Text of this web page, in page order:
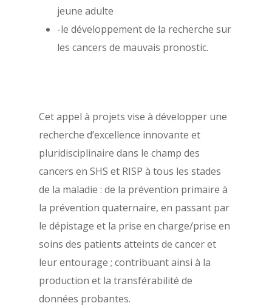
jeune adulte
-le développement de la recherche sur
les cancers de mauvais pronostic.
Cet appel à projets vise à développer une
recherche d’excellence innovante et
pluridisciplinaire dans le champ des
cancers en SHS et RISP à tous les stades
de la maladie : de la prévention primaire à
la prévention quaternaire, en passant par
le dépistage et la prise en charge/prise en
soins des patients atteints de cancer et
leur entourage ; contribuant ainsi à la
production et la transférabilité de
données probantes.
Les membres du
Mentions légales